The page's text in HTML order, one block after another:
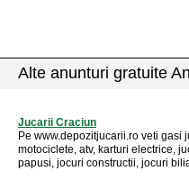
Alte anunturi gratuite
Jucarii Craciun
Pe www.depozitjucarii.ro veti gasi
motociclete, atv, karturi electrice,
papusi, jocuri constructii, jocuri